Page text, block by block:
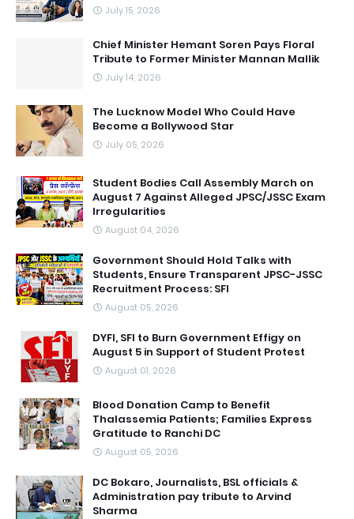
July 15, 2026
Chief Minister Hemant Soren Pays Floral
Tribute to Former Minister Mannan Mallik
July 14, 2026
The Lucknow Model Who Could Have
Become a Bollywood Star
July 05, 2026
Student Bodies Call Assembly March on
August 7 Against Alleged JPSC/JSSC Exam
Irregularities
August 04, 2026
Government Should Hold Talks with
Students, Ensure Transparent JPSC-JSSC
Recruitment Process: SFI
August 05, 2026
DYFI, SFI to Burn Government Effigy on
August 5 in Support of Student Protest
August 01, 2026
Blood Donation Camp to Benefit
Thalassemia Patients; Families Express
Gratitude to Ranchi DC
August 05, 2026
DC Bokaro, Journalists, BSL officials &
Administration pay tribute to Arvind
Sharma